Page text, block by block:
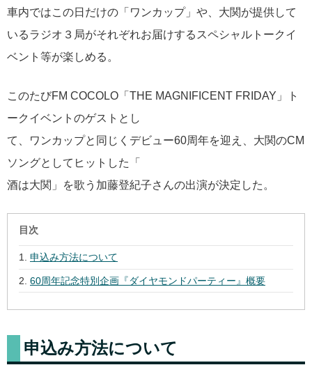
車内ではこの日だけの「ワンカップ」や、大関が提供して
いるラジオ３局がそれぞれお届けするスペシャルトークイ
ベント等が楽しめる。
このたびFM COCOLO「THE MAGNIFICENT FRIDAY」ト
ークイベントのゲストとし
て、ワンカップと同じくデビュー60周年を迎え、大関のCM
ソングとしてヒットした「
酒は大関」を歌う加藤登紀子さんの出演が決定した。
目次
申込み方法について
60周年記念特別企画『ダイヤモンドパーティー』概要
申込み方法について